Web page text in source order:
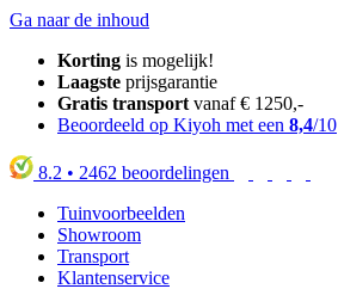
Ga naar de inhoud
Korting is mogelijk!
Laagste prijsgarantie
Gratis transport vanaf € 1250,-
Beoordeeld op Kiyoh met een 8,4/10
8.2 • 2462 beoordelingen
Tuinvoorbeelden
Showroom
Transport
Klantenservice